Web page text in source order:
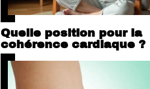
Quelle position pour la
cohérence cardiaque ?